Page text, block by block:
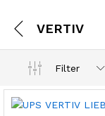
VERTIV
Filter